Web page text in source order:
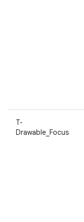
T-
Drawable_Focus